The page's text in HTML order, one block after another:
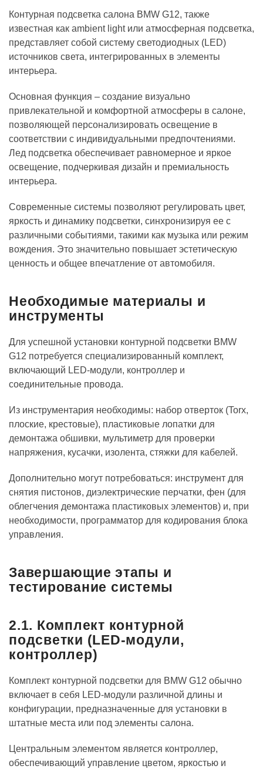
Контурная подсветка салона BMW G12, также
известная как ambient light или атмосферная подсветка,
представляет собой систему светодиодных (LED)
источников света, интегрированных в элементы
интерьера.
Основная функция – создание визуально
привлекательной и комфортной атмосферы в салоне,
позволяющей персонализировать освещение в
соответствии с индивидуальными предпочтениями.
Лед подсветка обеспечивает равномерное и яркое
освещение, подчеркивая дизайн и премиальность
интерьера.
Современные системы позволяют регулировать цвет,
яркость и динамику подсветки, синхронизируя ее с
различными событиями, такими как музыка или режим
вождения. Это значительно повышает эстетическую
ценность и общее впечатление от автомобиля.
Необходимые материалы и
инструменты
Для успешной установки контурной подсветки BMW
G12 потребуется специализированный комплект,
включающий LED-модули, контроллер и
соединительные провода.
Из инструментария необходимы: набор отверток (Torx,
плоские, крестовые), пластиковые лопатки для
демонтажа обшивки, мультиметр для проверки
напряжения, кусачки, изолента, стяжки для кабелей.
Дополнительно могут потребоваться: инструмент для
снятия пистонов, диэлектрические перчатки, фен (для
облегчения демонтажа пластиковых элементов) и, при
необходимости, программатор для кодирования блока
управления.
Завершающие этапы и
тестирование системы
2.1. Комплект контурной
подсветки (LED-модули,
контроллер)
Комплект контурной подсветки для BMW G12 обычно
включает в себя LED-модули различной длины и
конфигурации, предназначенные для установки в
штатные места или под элементы салона.
Центральным элементом является контроллер,
обеспечивающий управление цветом, яркостью и